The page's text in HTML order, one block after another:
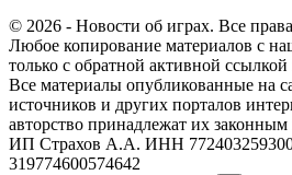
© 2026 - Новости об играх. Все
Любое копирование материалов с
только с обратной активной ссылкой
Все материалы опубликованные на
источников и других порталов
авторство принадлежат их законным
ИП Страхов А.А. ИНН
319774600574642